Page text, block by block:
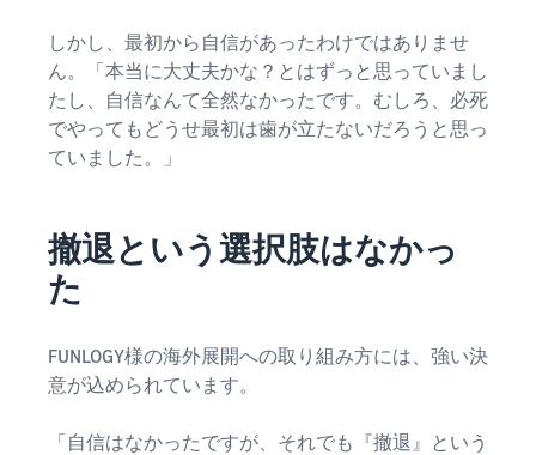
しかし、最初から自信があったわけではありませ
ん。「本当に大丈夫かな？とはずっと思っていまし
たし、自信なんて全然なかったです。むしろ、必死
でやってもどうせ最初は歯が立たないだろうと思っ
ていました。」
撤退という選択肢はなかっ
た
FUNLOGY様の海外展開への取り組み方には、強い決
意が込められています。
「自信はなかったですが、それでも『撤退』という